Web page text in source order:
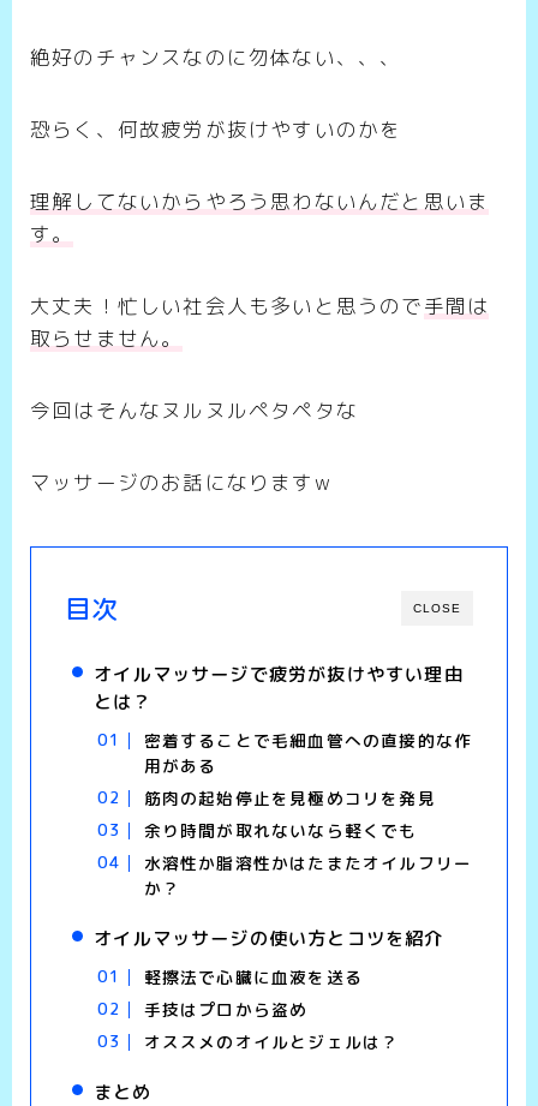
絶好のチャンスなのに勿体ない、、、
恐らく、何故疲労が抜けやすいのかを
理解してないからやろう思わないんだと思いま
す。
大丈夫！忙しい社会人も多いと思うので手間は
取らせません。
今回はそんなヌルヌルペタペタな
マッサージのお話になりますw
CLOSE
目次
オイルマッサージで疲労が抜けやすい理由
とは？
密着することで毛細血管への直接的な作
用がある
筋肉の起始停止を見極めコリを発見
余り時間が取れないなら軽くでも
水溶性か脂溶性かはたまたオイルフリー
か？
オイルマッサージの使い方とコツを紹介
軽擦法で心臓に血液を送る
手技はプロから盗め
オススメのオイルとジェルは？
まとめ